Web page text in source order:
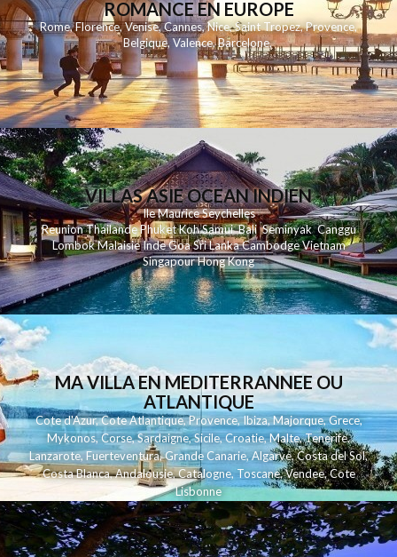
ROMANCE EN EUROPE
Rome,Florence,Venise,Cannes,Nice,Saint Tropez,Provence,
Belgique,Valence,Barcelone,
VILLAS ASIE OCEAN INDIEN
Ile MauriceSeychelles
ReunionThailandePhuketKohSamui Bali SeminyakCanggu
LombokMalaisieIndeGoaSri LankaCambodgeVietnam
SingapourHong Kong
MA VILLA EN MEDITERRANNEE OU
ATLANTIQUE
Cote d'Azur,Cote Atlantique,Provence,Ibiza,Majorque,Grece,
Mykonos,Corse,Sardaigne,Sicile,Croatie,Malte,Tenerife,
Lanzarote,Fuerteventura,Grande Canarie,Algarve,Costa del Sol,
Costa Blanca,Andalousie,Catalogne,Toscane,Vendee,Cote
Lisbonne